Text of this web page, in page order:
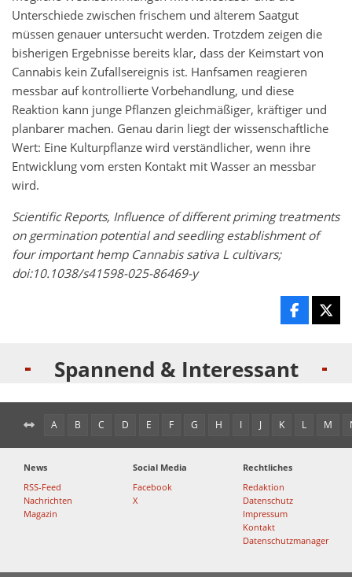
Unterschiede zwischen frischem und älterem Saatgut
müssen genauer untersucht werden. Trotzdem zeigen die
bisherigen Ergebnisse bereits klar, dass der Keimstart von
Cannabis kein Zufallsereignis ist. Hanfsamen reagieren
messbar auf kontrollierte Vorbehandlung, und diese
Reaktion kann junge Pflanzen gleichmäßiger, kräftiger und
planbarer machen. Genau darin liegt der wissenschaftliche
Wert: Eine Kulturpflanze wird verständlicher, wenn ihre
Entwicklung vom ersten Kontakt mit Wasser an messbar
wird.
Scientific Reports, Influence of different priming treatments
on germination potential and seedling establishment of
four important hemp Cannabis sativa L cultivars;
doi:10.1038/s41598-025-86469-y
Spannend & Interessant
A B C D E F G H I J K L M
News
RSS-Feed
Nachrichten
Magazin
Social Media
Facebook
X
Rechtliches
Redaktion
Datenschutz
Impressum
Kontakt
Datenschutzmanager